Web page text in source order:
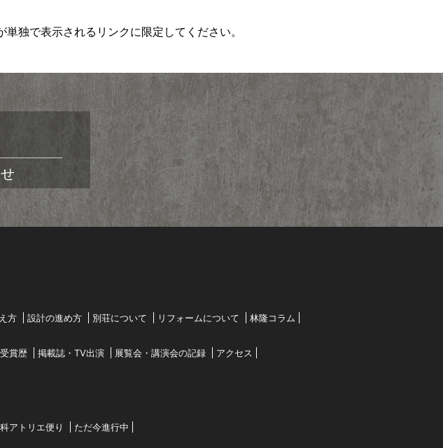
独で表示されるリンクに限定してください。
方
設計の進め方 別荘について リフォームについて
林隆コラム
受賞歴 掲載誌・TV出演 展覧会・講演会の記録
アクセス
アトリエ便り
ただ今進行中